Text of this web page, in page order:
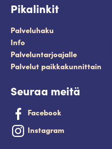
Pikalinkit
Palveluhaku
Info
Palveluntarjoajalle
Palvelut paikkakunnittain
Seuraa meitä
Facebook
Instagram